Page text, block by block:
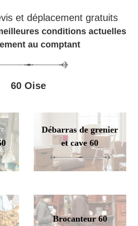
et déplacement gratuits
conditions actuelles
au comptant
60 Oise
Débarras de grenier
et cave 60
Brocanteur 60